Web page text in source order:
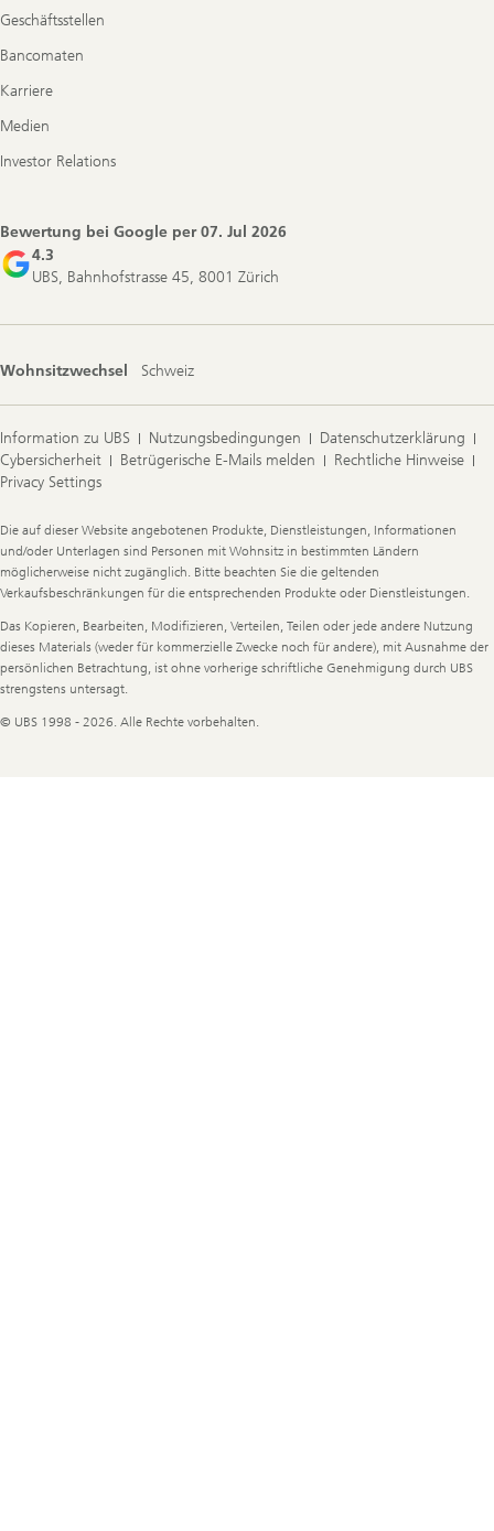
Geschäftsstellen
Bancomaten
Karriere
Medien
Investor Relations
Bewertung bei Google per07. Jul 2026
4.3
UBS, Bahnhofstrasse 45, 8001 Zürich
Wohnsitzwechsel Schweiz
Information zu UBS Nutzungsbedingungen
Datenschutzerklärung
Cybersicherheit
Betrügerische E-Mails melden
Rechtliche Hinweise
Privacy Settings
Legal
Information
Die auf dieser Website angebotenen Produkte, Dienstleistungen, Informationen
und/oder Unterlagen sind Personen mit Wohnsitz in bestimmten Ländern
möglicherweise nicht zugänglich. Bitte beachten Sie die geltenden
Verkaufsbeschränkungen für die entsprechenden Produkte oder Dienstleistungen.
Das Kopieren, Bearbeiten, Modifizieren, Verteilen, Teilen oder jede andere Nutzung
dieses Materials (weder für kommerzielle Zwecke noch für andere), mit Ausnahme der
persönlichen Betrachtung, ist ohne vorherige schriftliche Genehmigung durch UBS
strengstens untersagt.
© UBS 1998 - 2026. Alle Rechte vorbehalten.